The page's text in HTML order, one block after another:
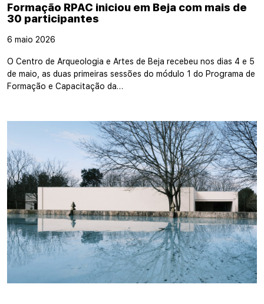
Formação RPAC iniciou em Beja com mais de
30 participantes
6 maio 2026
O Centro de Arqueologia e Artes de Beja recebeu nos dias 4 e 5
de maio, as duas primeiras sessões do módulo 1 do Programa de
Formação e Capacitação da…